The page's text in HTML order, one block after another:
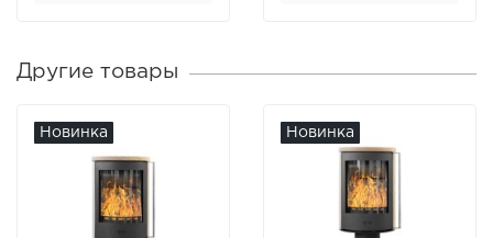
Другие товары
Новинка Новинка